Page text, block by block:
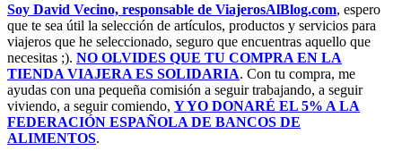
Soy David Vecino, responsable de ViajerosAlBlog.com, espero
que te sea útil la selección de artículos, productos y servicios para
viajeros que he seleccionado, seguro que encuentras aquello que
necesitas ;). NO OLVIDES QUE TU COMPRA EN LA
TIENDA VIAJERA ES SOLIDARIA. Con tu compra, me
ayudas con una pequeña comisión a seguir trabajando, a seguir
viviendo, a seguir comiendo, Y YO DONARÉ EL 5% A LA
FEDERACIÓN ESPAÑOLA DE BANCOS DE
ALIMENTOS.